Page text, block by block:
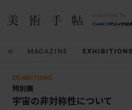
MAGAZINE EXHIBITIONS
EXHIBITIONS
特別展
宇宙の非対称性について